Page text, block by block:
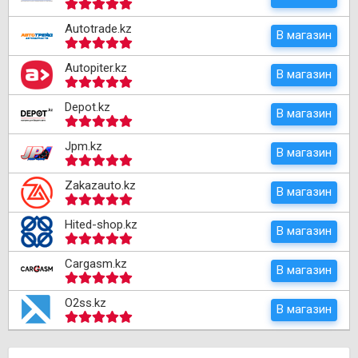
Autotrade.kz В магазин
Autopiter.kz В магазин
Depot.kz В магазин
Jpm.kz В магазин
Zakazauto.kz В магазин
Hited-shop.kz В магазин
Cargasm.kz В магазин
O2ss.kz В магазин